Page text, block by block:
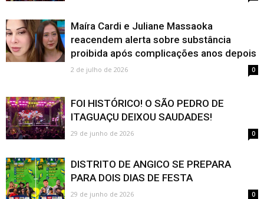
Maíra Cardi e Juliane Massaoka
reacendem alerta sobre substância
proibida após complicações anos depois
2 de julho de 2026 0
FOI HISTÓRICO! O SÃO PEDRO DE
ITAGUAÇU DEIXOU SAUDADES!
29 de junho de 2026 0
DISTRITO DE ANGICO SE PREPARA
PARA DOIS DIAS DE FESTA
29 de junho de 2026 0